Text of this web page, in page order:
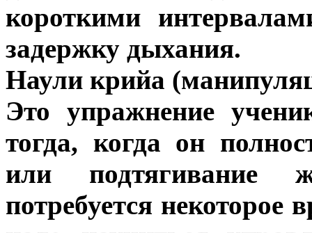
короткими
задержку дыхания.
Наули крийа
Это упражнение
тогда, когда он
или подтягивание
потребуется некоторое